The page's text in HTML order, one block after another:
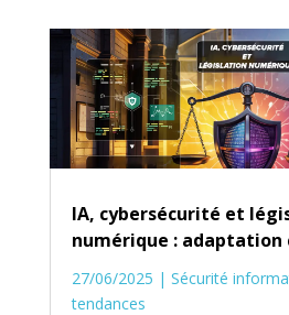
IA, cybersécurité et
numérique : adaptation
27/06/2025 | Sécurité
tendances